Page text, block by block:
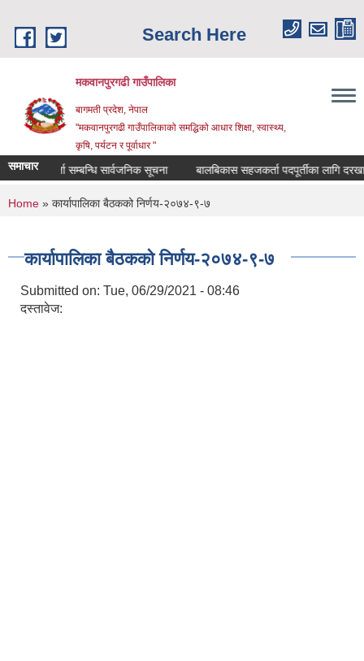
Search Here
मकवानपुरगढी गाउँपालिका
बागमती प्रदेश, नेपाल
"मकवानपुरगढी गाउँपालिकाको समद्धिको आधार शिक्षा, स्‍वास्‍थ्‍य,
कृषि, पर्यटन र पूर्वाधार "
समाचार
दर्ता सम्बन्धि सार्वजनिक सूचना बालबिकास सहजकर्ता पदपूर्तीका लागि दरखास्त
You are here
Home » कार्यापालिका बैठकको निर्णय-२०७४-९-७
कार्यापालिका बैठकको निर्णय-२०७४-९-७
Submitted on: Tue, 06/29/2021 - 08:46
दस्तावेज: